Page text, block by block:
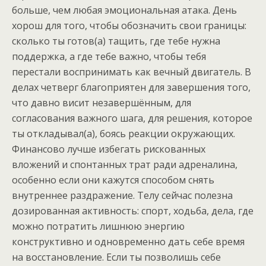
больше, чем любая эмоциональная атака. День
хорош для того, чтобы обозначить свои границы:
сколько ты готов(а) тащить, где тебе нужна
поддержка, а где тебе важно, чтобы тебя
перестали воспринимать как вечный двигатель. В
делах четверг благоприятен для завершения того,
что давно висит незавершённым, для
согласования важного шага, для решения, которое
ты откладывал(а), боясь реакции окружающих.
Финансово лучше избегать рискованных
вложений и спонтанных трат ради адреналина,
особенно если они кажутся способом снять
внутреннее раздражение. Телу сейчас полезна
дозированная активность: спорт, ходьба, дела, где
можно потратить лишнюю энергию
конструктивно и одновременно дать себе время
на восстановление. Если ты позволишь себе